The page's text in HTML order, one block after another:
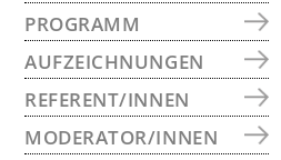
PROGRAMM
AUFZEICHNUNGEN
REFERENT/INNEN
MODERATOR/INNEN